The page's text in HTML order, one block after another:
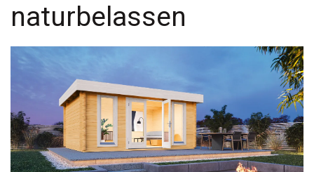
naturbelassen